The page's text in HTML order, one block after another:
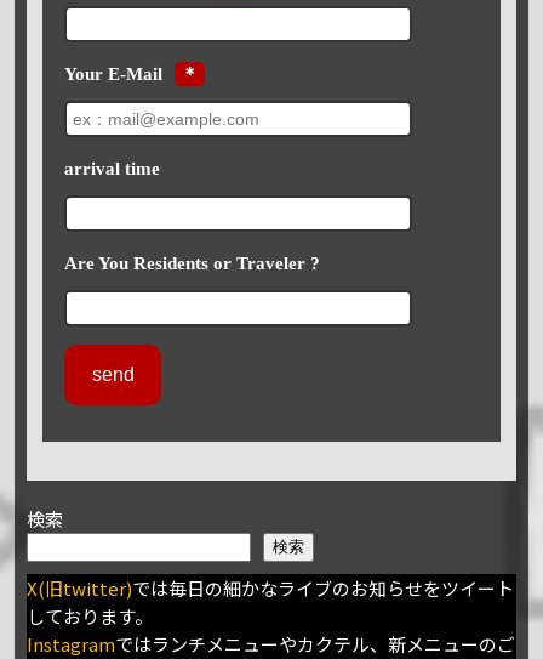
Your E-Mail ＊
arrival time
Are You Residents or Traveler ?
検索
検索
X(旧twitter)では毎日の細かなライブのお知らせをツイート
しております。
Instagramではランチメニューやカクテル、新メニューのご